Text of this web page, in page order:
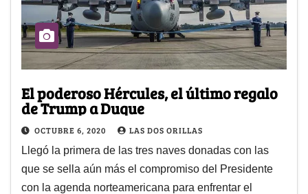
El poderoso Hércules, el último regalo
de Trump a Duque
OCTUBRE 6, 2020 LAS DOS ORILLAS
Llegó la primera de las tres naves donadas con las
que se sella aún más el compromiso del Presidente
con la agenda norteamericana para enfrentar el